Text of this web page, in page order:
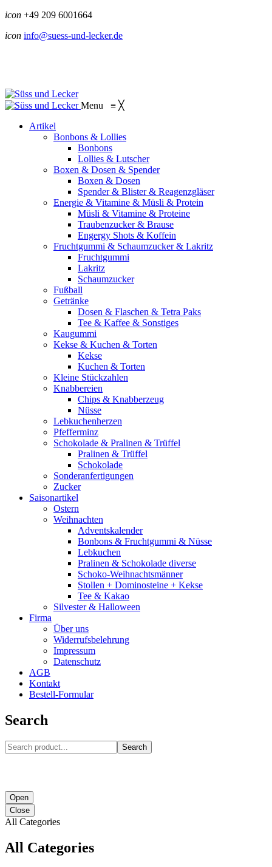
icon +49 209 6001664
icon info@suess-und-lecker.de
Menu ≡ ╳
Artikel
Bonbons & Lollies
Bonbons
Lollies & Lutscher
Boxen & Dosen & Spender
Boxen & Dosen
Spender & Blister & Reagenzgläser
Energie & Vitamine & Müsli & Protein
Müsli & Vitamine & Proteine
Traubenzucker & Brause
Engergy Shots & Koffein
Fruchtgummi & Schaumzucker & Lakritz
Fruchtgummi
Lakritz
Schaumzucker
Fußball
Getränke
Dosen & Flaschen & Tetra Paks
Tee & Kaffee & Sonstiges
Kaugummi
Kekse & Kuchen & Torten
Kekse
Kuchen & Torten
Kleine Stückzahlen
Knabbereien
Chips & Knabberzeug
Nüsse
Lebkuchenherzen
Pfefferminz
Schokolade & Pralinen & Trüffel
Pralinen & Trüffel
Schokolade
Sonderanfertigungen
Zucker
Saisonartikel
Ostern
Weihnachten
Adventskalender
Bonbons & Fruchtgummi & Nüsse
Lebkuchen
Pralinen & Schokolade diverse
Schoko-Weihnachtsmänner
Stollen + Dominosteine + Kekse
Tee & Kakao
Silvester & Halloween
Firma
Über uns
Widerrufsbelehrung
Impressum
Datenschutz
AGB
Kontakt
Bestell-Formular
Search
Search
Open
Close
All Categories
All Categories